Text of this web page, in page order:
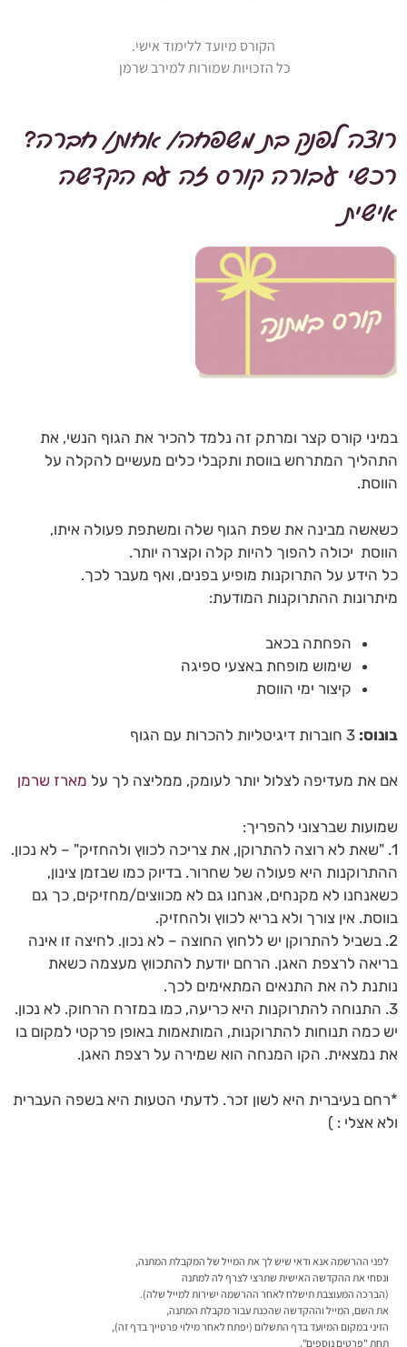
רוצה לפנק בת משפחה/ אחות/ חברה?
רכשי עבורה קורס זה עם הקדשה
אישית
במיני קורס קצר ומרתק זה נלמד להכיר את הגוף הנשי, את
התהליך המתרחש בווסת ותקבלי כלים מעשיים להקלה על
הווסת.
כשאשה מבינה את שפת הגוף שלה ומשתפת פעולה איתו,
הווסת יכולה להפוך להיות קלה וקצרה יותר.
כל הידע על התרוקנות מופיע בפנים, ואף מעבר לכך.
מיתרונות ההתרוקנות המודעת:
הפחתה בכאב
שימוש מופחת באצעי ספיגה
קיצור ימי הווסת
בונוס:
אם את מעדיפה לצלול יותר לעומק, ממליצה לך על מארז שרמן
שמועות שברצוני להפריך:
1. "שאת לא רוצה להתרוקן, את צריכה לכווץ ולהחזיק" – לא נכון.
ההתרוקנות היא פעולה של שחרור. בדיוק כמו שבזמן צינון,
כשאנחנו לא מקנחים, אנחנו גם לא מכווצים/מחזיקים, כך גם
בווסת. אין צורך ולא בריא לכווץ ולהחזיק.
2. בשביל להתרוקן יש ללחוץ החוצה – לא נכון. לחיצה זו אינה
בריאה לרצפת האגן. הרחם יודעת להתכווץ מעצמה כשאת
נותנת לה את התנאים המתאימים לכך.
3. התנוחה להתרוקנות היא כריעה, כמו במזרח הרחוק. לא נכון.
יש כמה תנוחות להתרוקנות, המותאמות באופן פרקטי למקום בו
את נמצאית. הקו המנחה הוא שמירה על רצפת האגן.
*רחם בעיברית היא לשון זכר. לדעתי הטעות היא בשפה העברית
ולא אצלי : )
הקורס מיועד ללימוד אישי.
כל הזכויות שמורות למירב שרמן
לפני ההרשמה אנא ודאי שיש לך את המייל של המקבלת המתנה,
ונסחי את ההקדשה האישית שתרצי לצרף לה למתנה
(הברכה המעוצבת תישלח לאחר ההרשמה ישירות למייל שלה).
את השם, המייל וההקדשה שהכנת עבור מקבלת המתנה,
הזיני במקום המיועד בדף התשלום (יפתח לאחר מילוי פרטייך בדף זה),
תחת "פרטים נוספים".